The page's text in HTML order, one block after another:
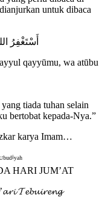
untuk dibaca
أَسْتَغْفِرُ
qayyūmu, wa atūbu
tiada tuhan selain
bertobat kepada-Nya.”
karya Imam…
HARI JUM’AT
𝓣𝓮𝓫𝓾𝓲𝓻𝓮𝓷𝓰